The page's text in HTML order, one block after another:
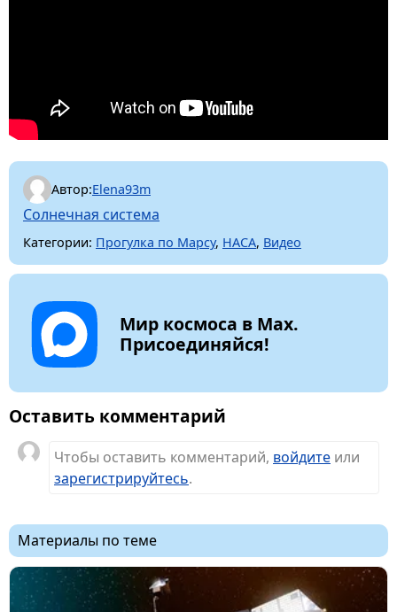
Автор:Elena93m
Солнечная система
Категории: Прогулка по Марсу, НАСА, Видео
Мир космоса в Max.
Присоединяйся!
Оставить комментарий
Чтобы оставить комментарий, войдите или
зарегистрируйтесь.
Материалы по теме